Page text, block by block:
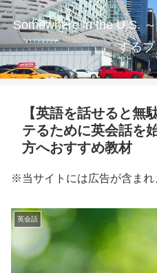
Somewhere in the U.S.
する
【英語を話せると無
テるために英会話を
方へおすすめ教材
※当サイトには広告が含まれ
英会話